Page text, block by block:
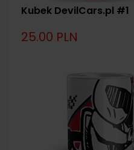
Kubek DevilCars.pl #1
25.00 PLN